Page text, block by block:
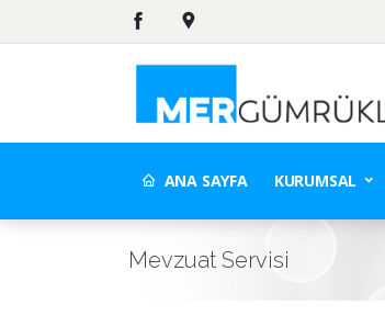
ANA SAYFA KURUMSAL
Mevzuat Servisi